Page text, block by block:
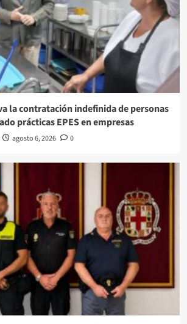
la contratación indefinida de personas
prácticas EPES en empresas
agosto 6, 2026 0